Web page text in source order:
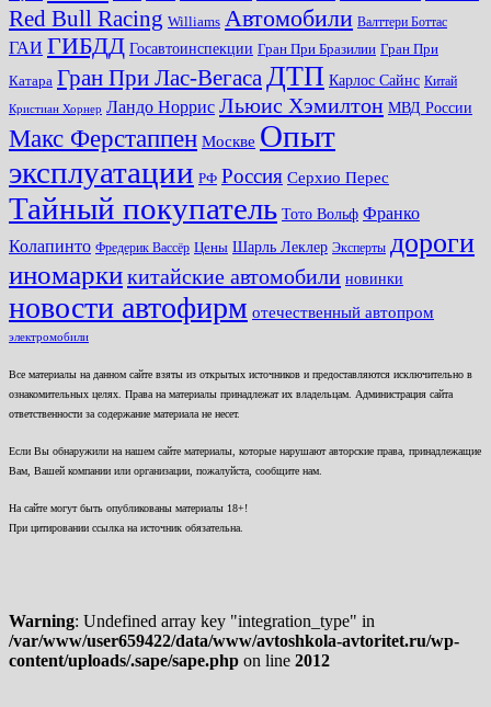
Red Bull Racing Williams Автомобили Валттери Боттас
ГАИ ГИБДД Госавтоинспекции Гран При Бразилии Гран При
Катара Гран При Лас-ВегасаДТП Карлос Сайнс Китай
Кристиан Хорнер Ландо Норрис Льюис Хэмилтон МВД России
Макс Ферстаппен Москве Опыт
эксплуатации РФ Россия Серхио Перес
Тайный покупатель Тото Вольф Франко
Колапинто Фредерик Вассёр Цены Шарль Леклер Эксперты дороги
иномаркикитайские автомобили новинки
новости автофирм отечественный автопром
электромобили
Все материалы на данном сайте взяты из открытых источников и предоставляются исключительно в
ознакомительных целях. Права на материалы принадлежат их владельцам. Администрация сайта
ответственности за содержание материала не несет.
Если Вы обнаружили на нашем сайте материалы, которые нарушают авторские права, принадлежащие
Вам, Вашей компании или организации, пожалуйста, сообщите нам.
На сайте могут быть опубликованы материалы 18+!
При цитировании ссылка на источник обязательна.
Warning: Undefined array key "integration_type" in
/var/www/user659422/data/www/avtoshkola-avtoritet.ru/wp-
content/uploads/.sape/sape.php on line 2012